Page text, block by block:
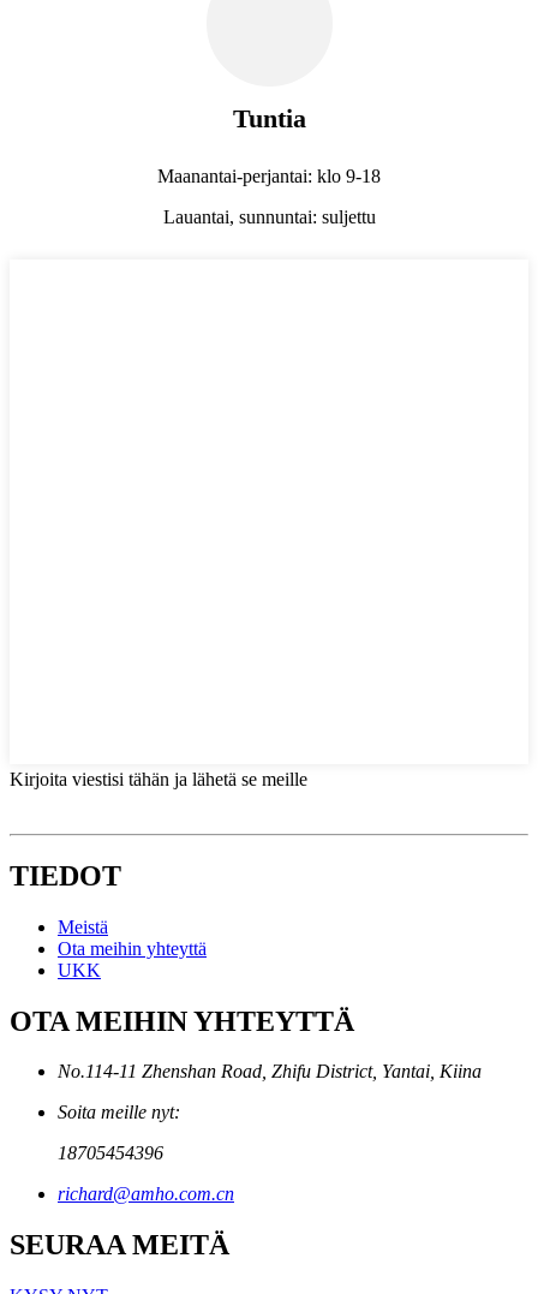
Tuntia
Maanantai-perjantai: klo 9-18
Lauantai, sunnuntai: suljettu
Kirjoita viestisi tähän ja lähetä se meille
TIEDOT
Meistä
Ota meihin yhteyttä
UKK
OTA MEIHIN YHTEYTTÄ
No.114-11 Zhenshan Road, Zhifu District, Yantai, Kiina
Soita meille nyt:
18705454396
richard@amho.com.cn
SEURAA MEITÄ